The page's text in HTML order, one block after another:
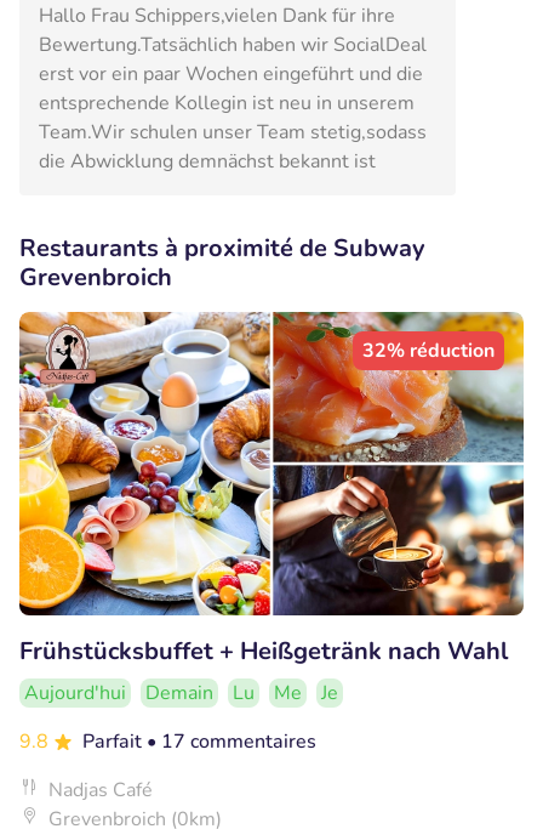
Hallo Frau Schippers,vielen Dank für ihre
Bewertung.Tatsächlich haben wir SocialDeal
erst vor ein paar Wochen eingeführt und die
entsprechende Kollegin ist neu in unserem
Team.Wir schulen unser Team stetig,sodass
die Abwicklung demnächst bekannt ist
Restaurants à proximité de Subway
Grevenbroich
32% réduction
Frühstücksbuffet + Heißgetränk nach Wahl
Aujourd'hui Demain Lu Me
Je
9.8
Parfait • 17 commentaires
Nadjas Café
Grevenbroich (0km)